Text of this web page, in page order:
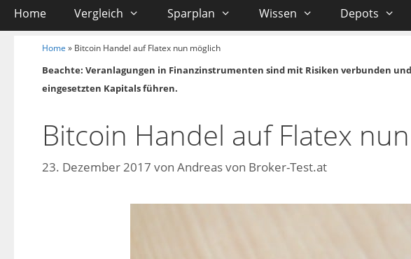
Home Vergleich Sparplan Wissen Depots
Home » Bitcoin Handel auf Flatex nun möglich
Beachte: Veranlagungen in Finanzinstrumenten sind mit Risiken verbunden
eingesetzten Kapitals führen.
Bitcoin Handel auf Flatex
23. Dezember 2017 von Andreas von Broker-Test.at